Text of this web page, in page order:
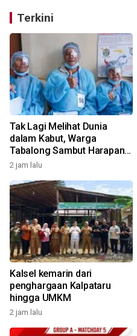
Terkini
Tak Lagi Melihat Dunia
dalam Kabut, Warga
Tabalong Sambut Harapan
Baru
2 jam lalu
Kalsel kemarin dari
penghargaan Kalpataru
hingga UMKM
2 jam lalu